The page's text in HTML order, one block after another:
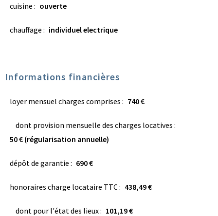
cuisine : ouverte
chauffage : individuel electrique
Informations financières
loyer mensuel charges comprises : 740 €
dont provision mensuelle des charges locatives :
50 € (régularisation annuelle)
dépôt de garantie : 690 €
honoraires charge locataire TTC : 438,49 €
dont pour l'état des lieux : 101,19 €